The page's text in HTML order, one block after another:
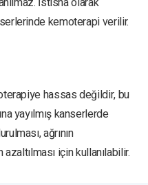
kemoterapi verilir.
hassas değildir, bu
yayılmış kanserlerde
ağrının
için kullanılabilir.